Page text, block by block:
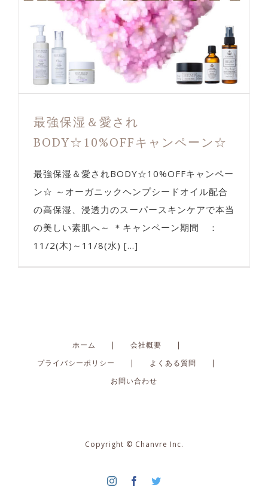
最強保湿＆愛され
BODY☆10%OFFキャンペーン☆
最強保湿＆愛されBODY☆10%OFFキャンペー
ン☆ ～オーガニックヘンプシードオイル配合
の高保湿、浸透力のスーパースキンケアで本当
の美しい素肌へ～ ＊キャンペーン期間 ：
11/2(木)～11/8(水) [...]
ホーム
会社概要
プライバシーポリシー
よくある質問
お問い合わせ
Copyright © Chanvre Inc.
InstagramFacebook
Twitter